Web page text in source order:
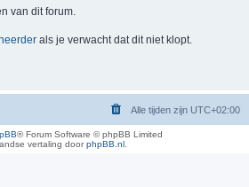
van dit forum.
als je verwacht dat dit niet klopt.
Alle tijden zijn UTC+02:00
® Forum Software © phpBB Limited
vertaling doorphpBB.nl